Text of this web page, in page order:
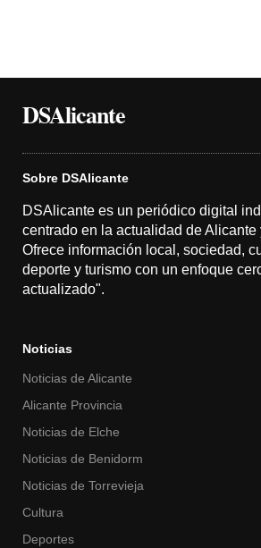
DSAlicante
Sobre DSAlicante
DSAlicante es un periódico digital
centrado en la actualidad de Alicante
Ofrece información local, sociedad,
deporte y turismo con un enfoque
actualizado".
Noticias
Noticias de Alicante
Alicante Provincia
Noticias de Elche
Noticias de Benidorm
Noticias de Torrevieja
Cultura
Deportes